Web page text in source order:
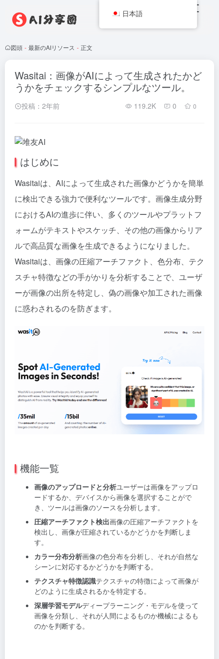
図頭 - 最新のAIリソース - 正文
Wasitai：画像がAIによって生成されたかど
うかをチェックするシンプルなツール。
投稿：2年前 119.2K 0 0
はじめに
Wasitaiは、AIによって生成された画像かどうかを簡単
に検出できる強力で便利なツールです。画像生成分野
におけるAIの進歩に伴い、多くのツールやプラットフ
ォームがテキストやスケッチ、その他の画像からリア
ルで高品質な画像を生成できるようになりました。
Wasitaiは、画像の圧縮アーチファクト、色分布、テク
スチャ特徴などの手がかりを分析することで、ユーザ
ーが画像の出所を特定し、偽の画像や加工された画像
に惑わされるのを防ぎます。
機能一覧
画像のアップロードと分析ユーザーは画像をアップロ
ードするか、デバイスから画像を選択することがで
き、ツールは画像のソースを分析します。
圧縮アーチファクト検出画像の圧縮アーチファクトを
検出し、画像が圧縮されているかどうかを判断しま
す。
カラー分布分析画像の色分布を分析し、それが自然な
シーンに対応するかどうかを判断する。
テクスチャ特徴認識テクスチャの特徴によって画像が
どのように生成されるかを特定する。
深層学習モデルディープラーニング・モデルを使って
画像を分類し、それが人間によるものか機械によるも
のかを判断する。
日本語